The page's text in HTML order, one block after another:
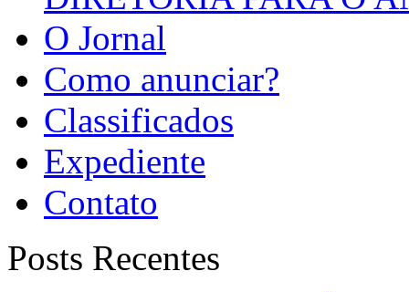
O Jornal
Como anunciar?
Classificados
Expediente
Contato
Posts Recentes